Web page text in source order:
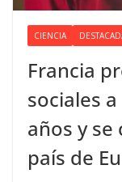
CIENCIA
Francia
sociales
años y
país de